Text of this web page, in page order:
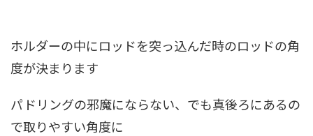
ホルダーの中にロッドを突っ込んだ時のロッドの角
度が決まります
パドリングの邪魔にならない、でも真後ろにあるの
で取りやすい角度に